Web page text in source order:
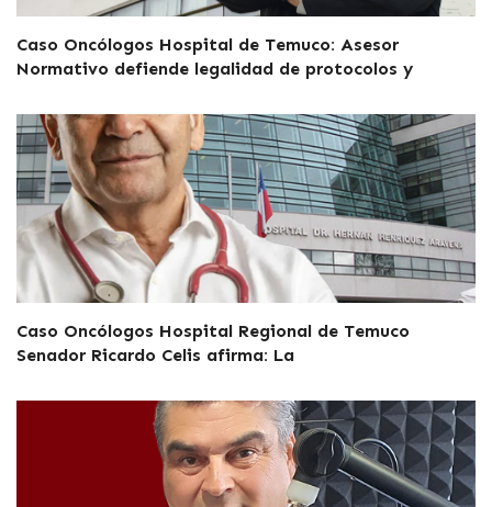
Caso Oncólogos Hospital de Temuco: Asesor
Normativo defiende legalidad de protocolos y
Caso Oncólogos Hospital Regional de Temuco
Senador Ricardo Celis afirma: La